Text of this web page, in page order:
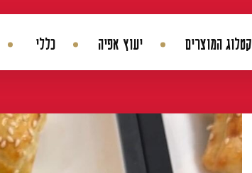
קטלוג המוצרים יעוץ אפיה כללי